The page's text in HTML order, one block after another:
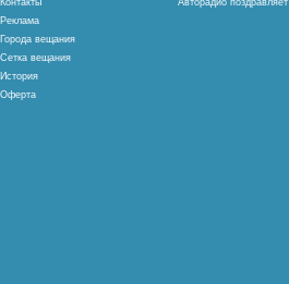
Контакты
Реклама
Города вещания
Сетка вещания
История
Оферта
Авторадио поздравляет